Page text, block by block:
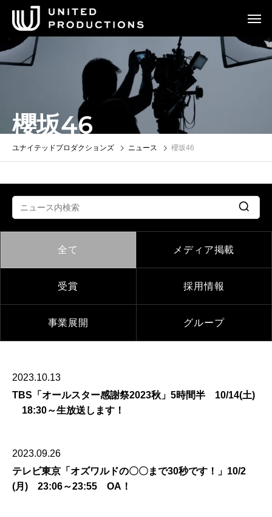
櫻坂46
ユナイテッドプロダクションズ ニュース 櫻坂46
全て メディア掲載
受賞 採用情報
事業展開 グループ
2023.10.13
TBS「オールスター感謝祭2023秋」5時間半 10/14(土)
18:30～生放送します！
2023.09.26
テレビ東京「オズワルドの〇〇まで30秒です！」10/2
(月) 23:06～23:55 OA！